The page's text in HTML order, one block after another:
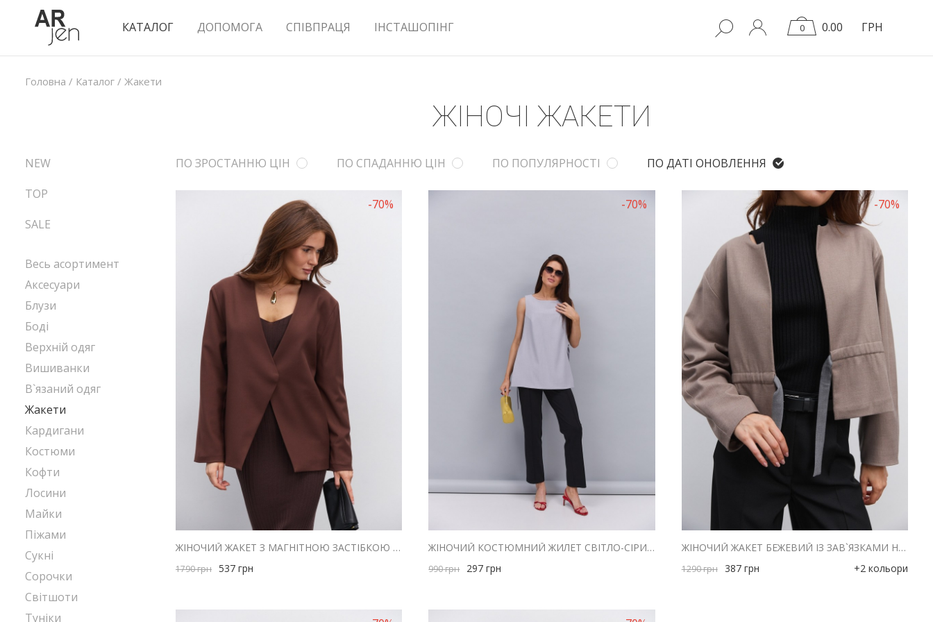
КАТАЛОГ ДОПОМОГА СПІВПРАЦЯ ІНСТАШОПІНГ 0 0.00 ГРН
Головна / Каталог / Жакети
ЖІНОЧІ ЖАКЕТИ
ПО ЗРОСТАННЮ ЦІН ПО СПАДАННЮ ЦІН ПО ПОПУЛЯРНОСТІ ПО ДАТІ ОНОВЛЕННЯ
-70%
ЖІНОЧИЙ ЖАКЕТ З МАГНІТНОЮ ЗАСТІБКОЮ КОРИЧНЕВИЙ
1790грн 537 грн
-70%
ЖІНОЧИЙ КОСТЮМНИЙ ЖИЛЕТ СВІТЛО-СІРИЙ ІЗ ЗАВ`ЯЗКАМИ З БОКІВ
990грн 297 грн
-70%
ЖІНОЧИЙ ЖАКЕТ БЕЖЕВИЙ ІЗ ЗАВ`ЯЗКАМИ НА ТАЛІЇ
1290грн 387 грн +2 кольори
NEW
TOP
SALE
Весь асортимент
Аксесуари
Блузи
Боді
Верхній одяг
Вишиванки
В`язаний одяг
Жакети
Кардигани
Костюми
Кофти
Лосини
Майки
Піжами
Сукні
Сорочки
Світшоти
Туніки